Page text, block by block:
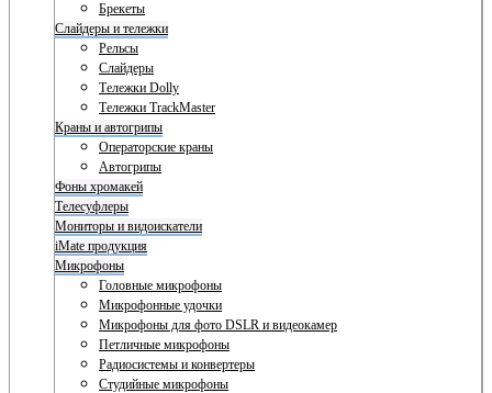
Брекеты
Слайдеры и тележки
Рельсы
Слайдеры
Тележки Dolly
Тележки TrackMaster
Краны и автогрипы
Операторские краны
Автогрипы
Фоны хромакей
Телесуфлеры
Мониторы и видоискатели
iMate продукция
Микрофоны
Головные микрофоны
Микрофонные удочки
Микрофоны для фото DSLR и видеокамер
Петличные микрофоны
Радиосистемы и конвертеры
Студийные микрофоны